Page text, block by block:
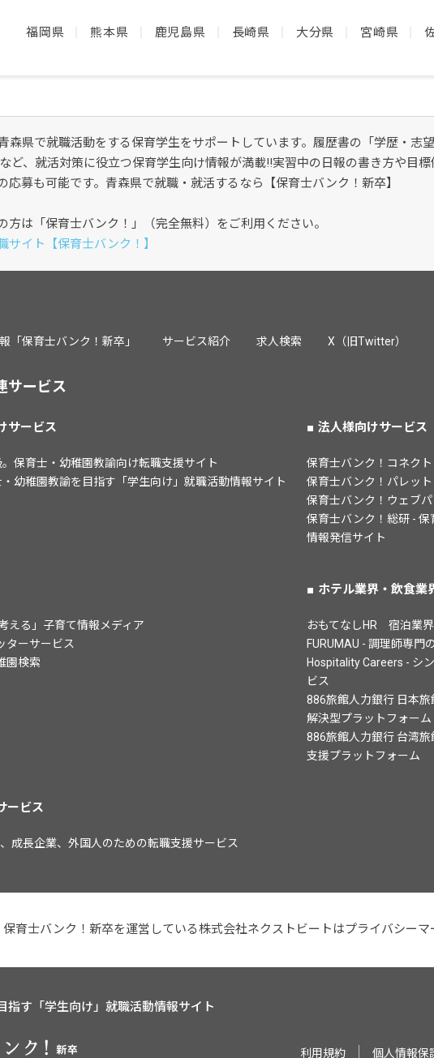
福岡県 熊本県 鹿児島県 長崎県 大分県 宮崎県
森県で就職活動をする保育学生をサポートしています。履歴書の「学歴・志
ど、就活対策に役立つ保育学生向け情報が満載!!実習中の日報の書き方や目
応募も可能です。青森県で就職・就活するなら【保育士バンク！新卒】
方は「保育士バンク！」（完全無料）をご利用ください。
サイト【保育士バンク！】
「保育士バンク！新卒」 サービス紹介 求人検索 X（旧Twitter）
サービス
サービス
保育士・幼稚園教諭向け転職支援サイト
幼稚園教諭を目指す「学生向け」就職活動情報サイト
法人様向けサービス
保育士バンク！コネク
保育士バンク！パレッ
保育士バンク！ウェブ
保育士バンク！総研 -
情報発信サイト
える」子育て情報メディア
ターサービス
園検索
ホテル業界・飲食業
おもてなしHR　宿泊業
FURUMAU - 調理師専門
Hospitality Careers - シ
ビス
886旅館人力銀行 日本
解決型プラットフォーム
886旅館人力銀行 台湾
支援プラットフォーム
ービス
成長企業、外国人のための転職支援サービス
保育士バンク！新卒を運営している株式会社ネクストビートはプライバシーマ
指す「学生向け」就職活動情報サイト
利用規約 個人情報保